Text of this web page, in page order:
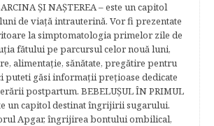
ŞI NAŞTEREA – este un capitol
de viaţă intrauterină. Vor fi prezentate
la simptomatologia primelor zile de
fătului pe parcursul celor nouă luni,
alimentaţie, sănătate, pregătire pentru
puteti găsi informaţii preţioase dedicate
postpartum. BEBELUŞUL ÎN PRIMUL
un capitol destinat îngrijirii sugarului.
Apgar, îngrijirea bontului ombilical,